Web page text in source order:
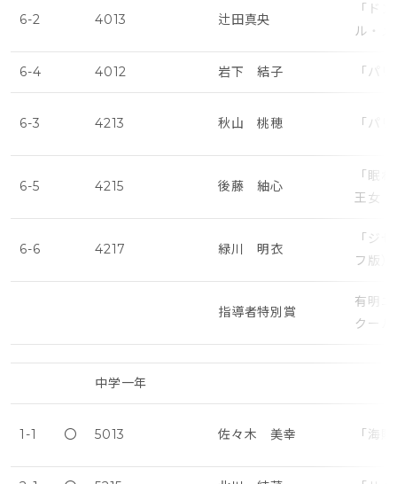
6-2 4013 辻田真央
「ド
ル・
6-4 4012 岩下 結子 「パ
6-3 4213 秋山 桃穂 「パ
6-5 4215 後藤 紬心
「眠
王女・
6-6 4217 緑川 明衣
「ジ
フ版
指導者特別賞
有明
クール
中学一年
1-1 〇 5013 佐々木 美幸 「海